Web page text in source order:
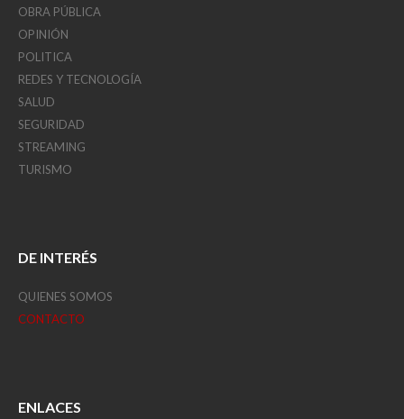
OBRA PÚBLICA
OPINIÓN
POLITICA
REDES Y TECNOLOGÍA
SALUD
SEGURIDAD
STREAMING
TURISMO
DE INTERÉS
QUIENES SOMOS
CONTACTO
ENLACES